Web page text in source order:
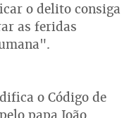
o delito consiga
as feridas
o Código de